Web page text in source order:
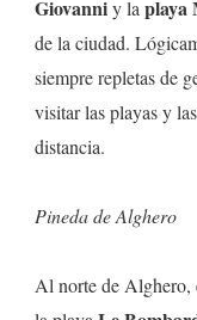
por
Asinara
Giovanniy la playa
de la ciudad.
siempre repletas de
visitar las playas y
distancia.
Pineda de Alghero
Al norte de Alghero,